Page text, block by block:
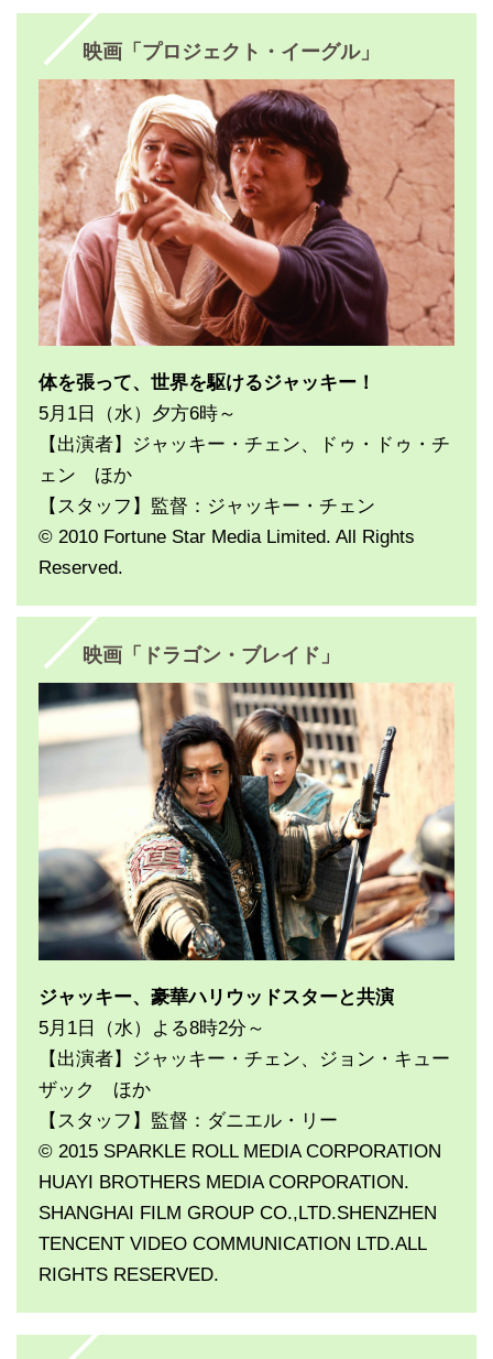
映画「プロジェクト・イーグル」
体を張って、世界を駆けるジャッキー！
5月1日（水）夕方6時～
【出演者】ジャッキー・チェン、ドゥ・ドゥ・チ
ェン ほか
【スタッフ】監督：ジャッキー・チェン
© 2010 Fortune Star Media Limited. All Rights
Reserved.
映画「ドラゴン・ブレイド」
ジャッキー、豪華ハリウッドスターと共演
5月1日（水）よる8時2分～
【出演者】ジャッキー・チェン、ジョン・キュー
ザック ほか
【スタッフ】監督：ダニエル・リー
© 2015 SPARKLE ROLL MEDIA CORPORATION
HUAYI BROTHERS MEDIA CORPORATION.
SHANGHAI FILM GROUP CO.,LTD.SHENZHEN
TENCENT VIDEO COMMUNICATION LTD.ALL
RIGHTS RESERVED.